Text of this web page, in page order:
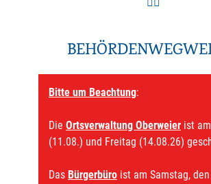
Bitte um Beachtung:
Die Ortsverwaltung Oberweier ist
(11.08.) und Freitag (14.08.26)
Das Bürgerbüro ist am Samstag, den